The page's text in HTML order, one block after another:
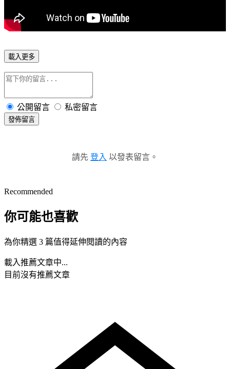
載入更多
公開留言 私密留言
發佈留言
請先 登入 以發表留言。
Recommended
你可能也喜歡
為你精選 3 篇值得延伸閱讀的內容
載入推薦文章中...
目前沒有推薦文章